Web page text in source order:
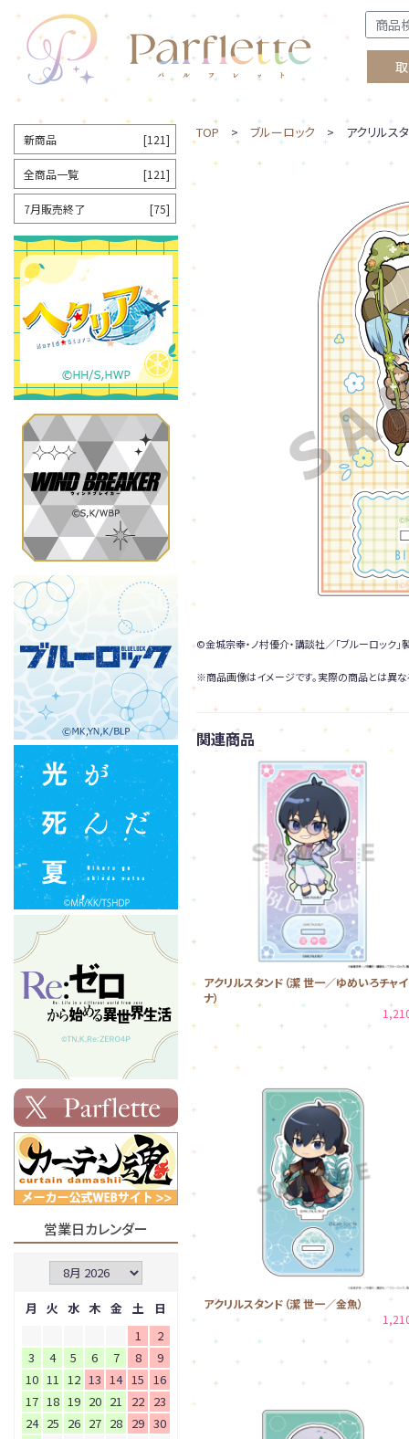
TOP > ブルーロック > アクリルスタ
©金城宗幸・ノ村優介・講談社／「ブルーロック」
※商品画像はイメージです。実際の商品とは異な
関連商品
アクリルスタンド（潔 世一／ゆめいろチャイ
ナ）
アクリルスタンド（潔 世一／金魚）
新商品 [121]
全商品一覧 [121]
7月販売終了 [75]
営業日カレンダー
月 火 水 木 金 土
日
1
2
3
4 5 6 7 8
9
10 11 12 13 14 15
16
17 18 19 20 21 22 23
24 25 26 27 28 29 30